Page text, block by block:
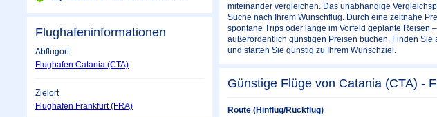
miteinander vergleichen. Das unabhängige
Suche nach Ihrem Wunschflug. Durch eine zeitnahe
spontane Trips oder lange im Vorfeld geplante Reisen
außerordentlich günstigen Preisen buchen. Finden
und starten Sie günstig zu Ihrem Wunschziel.
Günstige Flüge von Catania (CTA) -
Route (Hinflug/Rückflug)
Flughafeninformationen
Abflugort
Flughafen Catania (CTA)
Zielort
Flughafen Frankfurt (FRA)